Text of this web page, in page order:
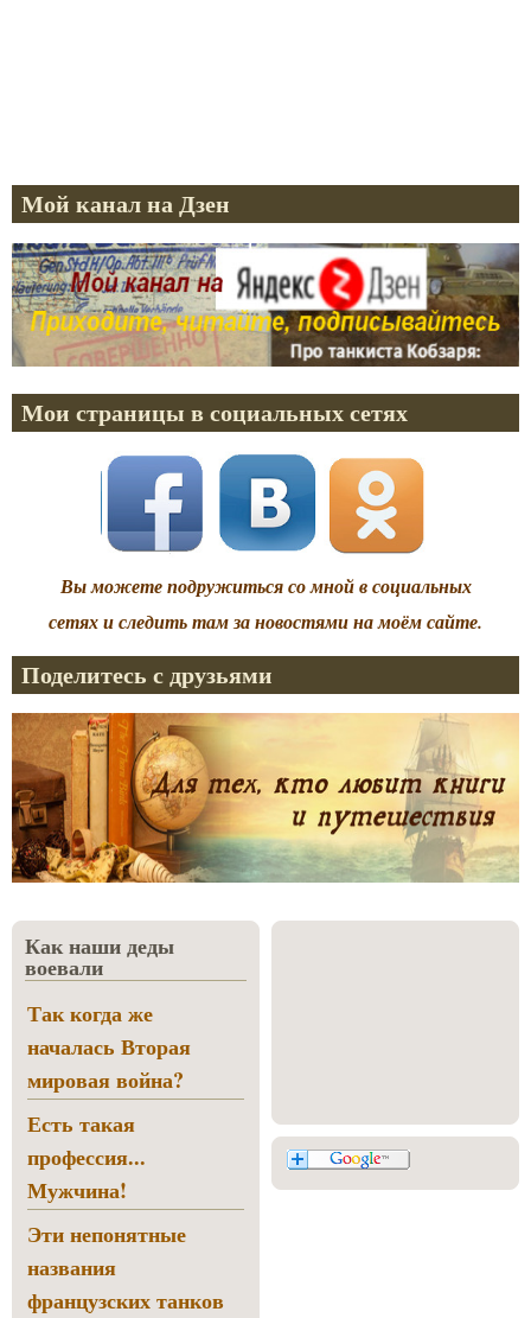
Мой канал на Дзен
Мои страницы в социальных сетях
Вы можете подружиться со мной в социальных
сетях и следить там за новостями на моём сайте.
Поделитесь с друзьями
Как наши деды
воевали
Так когда же
началась Вторая
мировая война?
Есть такая
профессия...
Мужчина!
Эти непонятные
названия
французских танков